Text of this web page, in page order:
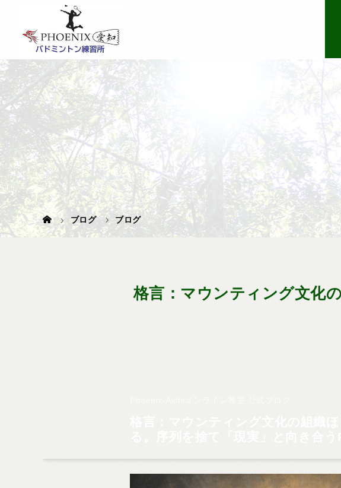
ブログ ブログ
格言：マウンティング文化